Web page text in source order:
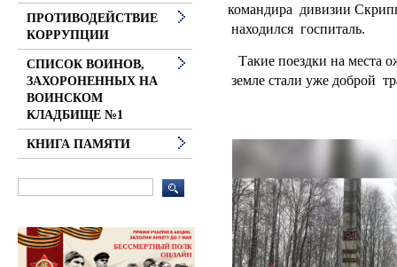
командира дивизии
находился госпиталь.
Такие поездки на места
земле стали уже доброй
ПРОТИВОДЕЙСТВИЕ
КОРРУПЦИИ
СПИСОК ВОИНОВ,
ЗАХОРОНЕННЫХ НА
ВОИНСКОМ
КЛАДБИЩЕ №1
КНИГА ПАМЯТИ